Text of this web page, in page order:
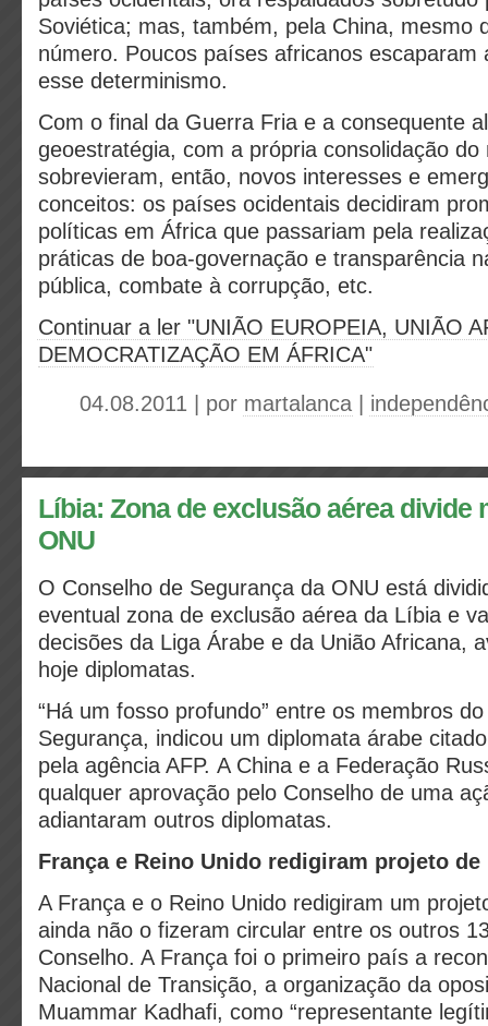
Soviética; mas, também, pela China, mesmo
número. Poucos países africanos escaparam
esse determinismo.
Com o final da Guerra Fria e a consequente
geoestratégia, com a própria consolidação do
sobrevieram, então, novos interesses e
conceitos: os países ocidentais decidiram
políticas em África que passariam pela
práticas de boa-governação e transparência
pública, combate à corrupção, etc.
Continuar a ler "UNIÃO EUROPEIA, UNIÃO
DEMOCRATIZAÇÃO EM ÁFRICA"
04.08.2011 | por martalanca
Líbia: Zona de exclusão aérea divide
ONU
O Conselho de Segurança da ONU está
eventual zona de exclusão aérea da Líbia e
decisões da Liga Árabe e da União Africana,
hoje diplomatas.
“Há um fosso profundo” entre os membros
Segurança, indicou um diplomata árabe
pela agência AFP. A China e a Federação
qualquer aprovação pelo Conselho de uma
adiantaram outros diplomatas.
França e Reino Unido redigiram projeto de
A França e o Reino Unido redigiram um
ainda não o fizeram circular entre os outros
Conselho. A França foi o primeiro país a
Nacional de Transição, a organização da
Muammar Kadhafi, como “representante